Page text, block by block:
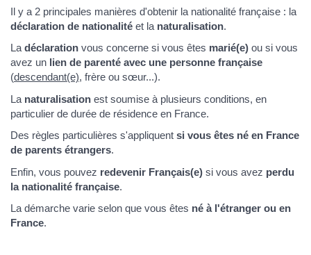
Il y a 2 principales manières d'obtenir la nationalité française : la
déclaration de nationalité et la naturalisation.
La déclaration vous concerne si vous êtes marié(e) ou si vous
avez un lien de parenté avec une personne française
(descendant(e), frère ou sœur...).
La naturalisation est soumise à plusieurs conditions, en
particulier de durée de résidence en France.
Des règles particulières s'appliquent si vous êtes né en France
de parents étrangers.
Enfin, vous pouvez redevenir Français(e) si vous avez perdu
la nationalité française.
La démarche varie selon que vous êtes né à l'étranger ou en
France.